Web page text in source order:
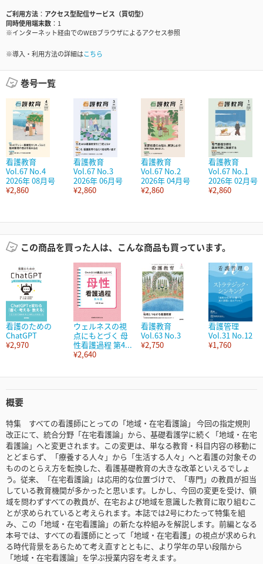
ご利用方法
アクセス型配信サービス（買切型）
同時使用端末数
1
※インターネット経由でのWEBブラウザによるアクセス参照
※導入・利用方法の詳細はこちら
巻号一覧
看護教育
Vol.67 No.4
2026年 08月号
¥2,860
看護教育
Vol.67 No.3
2026年 06月号
¥2,860
看護教育
Vol.67 No.2
2026年 04月号
¥2,860
看護教育
Vol.67 No.1
2026年 02月号
¥2,860
この商品を買った人は、こんな商品も買っています。
看護のための
ChatGPT
¥2,970
ウェルネスの視
点にもとづく 母
性看護過程 第4...
¥2,640
看護教育
Vol.63 No.3
¥2,750
看護管理
Vol.31 No.12
¥1,760
概要
特集 すべての看護師にとっての「地域・在宅看護論」 今回の指定規則
改正にて、統合分野「在宅看護論」から、基礎看護学に続く「地域・在宅
看護論」へと変更されます。この変更は、単なる教育・科目内容の移動に
とどまらず、「療養する人々」から「生活する人々」へと看護の対象その
もののとらえ方を転換した、看護基礎教育の大きな改革といえるでしょ
う。従来、「在宅看護論」は応用的な位置づけで、「専門」の教員が担当
している教育機関が多かったと思います。しかし、今回の変更を受け、領
域を問わずすべての教員が、在宅および地域を意識した教育に取り組むこ
とが求められていると考えられます。本誌では2号にわたって特集を組
み、この「地域・在宅看護論」の新たな枠組みを解説します。前編となる
本号では、すべての看護師にとって「地域・在宅看護」の視点が求められ
る時代背景をあらためて考え直すとともに、より学年の早い段階から
「地域・在宅看護論」を学ぶ授業内容を考えます。